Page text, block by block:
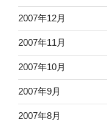
2007年12月
2007年11月
2007年10月
2007年9月
2007年8月